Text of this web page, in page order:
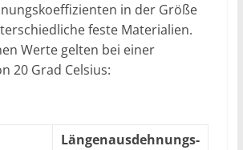
in der Größe
feste Materialien.
Werte gelten bei einer
20 Grad Celsius:
Längenausdehnungs-